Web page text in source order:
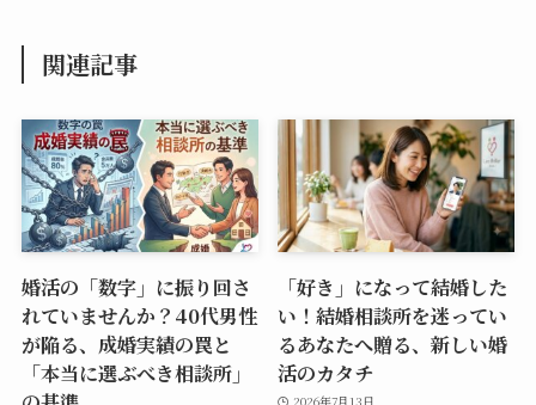
関連記事
婚活の「数字」に振り回さ
れていませんか？40代男性
が陥る、成婚実績の罠と
「本当に選ぶべき相談所」
「好き」になって結婚した
い！結婚相談所を迷ってい
るあなたへ贈る、新しい婚
活のカタチ
2026年7月13日